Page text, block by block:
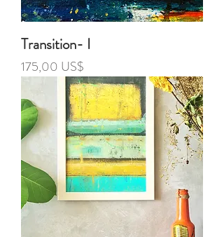
Transition- I
Precio
175,00 US$